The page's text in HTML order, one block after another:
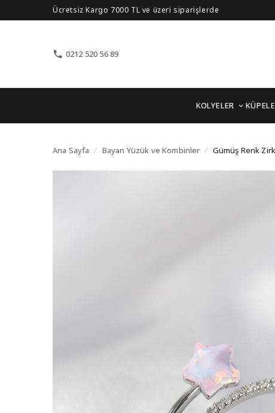
Ücretsiz Kargo 7000 TL ve üzeri siparişlerde
0212 520 56 89
KOLYELER
Gümüş Renk Zirkon
Ana Sayfa / Bayan Yüzük ve Kombinler / Gümüş Renk